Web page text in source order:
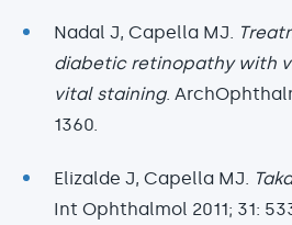
Nadal J, Capella MJ.
diabetic retinopathy with
vital staining.
1360.
Elizalde J, Capella MJ.
Int Ophthalmol 2011; 31: